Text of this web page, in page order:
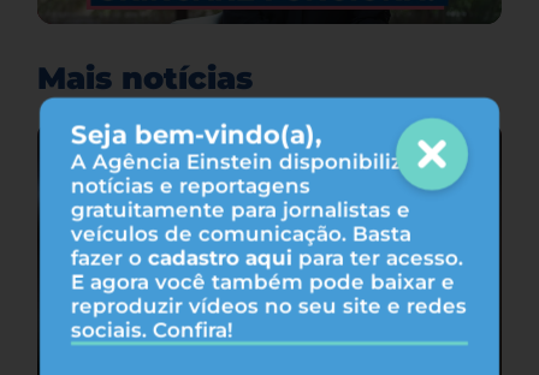
Seja bem-vindo(a),
A Agência Einstein disponibiliza
notícias e reportagens
gratuitamente para jornalistas e
veículos de comunicação. Basta
fazer o cadastro aqui para ter acesso.
E agora você também pode baixar e
reproduzir vídeos no seu site e redes
sociais. Confira!
Mais notícias